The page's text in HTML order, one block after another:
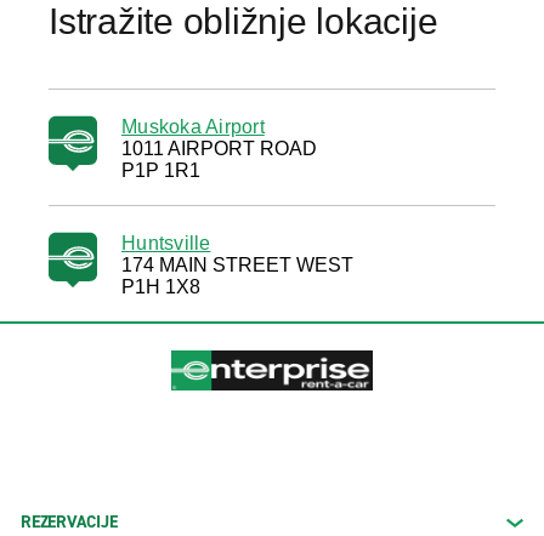
Istražite obližnje lokacije
Muskoka Airport
1011 AIRPORT ROAD
P1P 1R1
Huntsville
174 MAIN STREET WEST
P1H 1X8
REZERVACIJE